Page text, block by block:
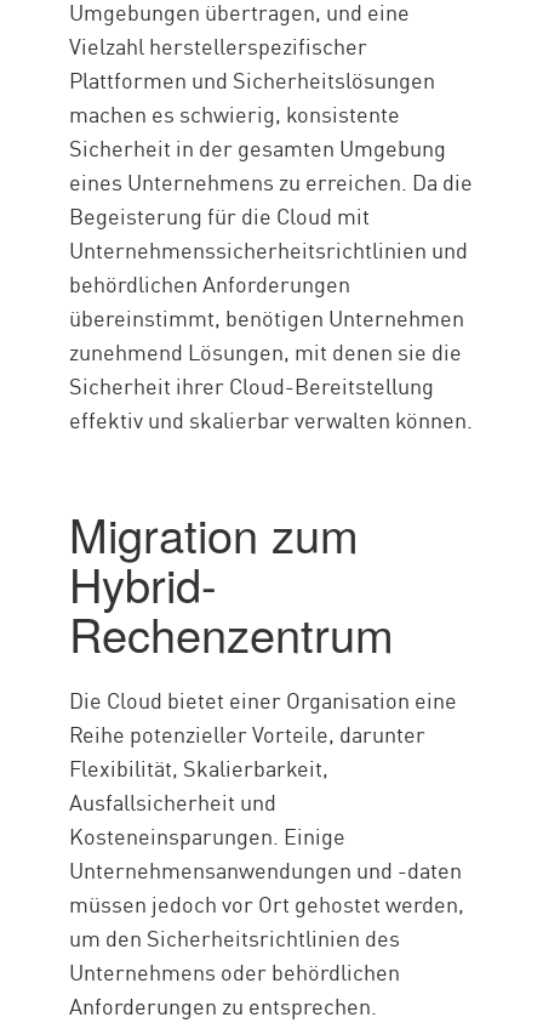
Umgebungen übertragen, und eine
Vielzahl herstellerspezifischer
Plattformen und Sicherheitslösungen
machen es schwierig, konsistente
Sicherheit in der gesamten Umgebung
eines Unternehmens zu erreichen. Da die
Begeisterung für die Cloud mit
Unternehmenssicherheitsrichtlinien und
behördlichen Anforderungen
übereinstimmt, benötigen Unternehmen
zunehmend Lösungen, mit denen sie die
Sicherheit ihrer Cloud-Bereitstellung
effektiv und skalierbar verwalten können.
Migration zum
Hybrid-
Rechenzentrum
Die Cloud bietet einer Organisation eine
Reihe potenzieller Vorteile, darunter
Flexibilität, Skalierbarkeit,
Ausfallsicherheit und
Kosteneinsparungen. Einige
Unternehmensanwendungen und -daten
müssen jedoch vor Ort gehostet werden,
um den Sicherheitsrichtlinien des
Unternehmens oder behördlichen
Anforderungen zu entsprechen.